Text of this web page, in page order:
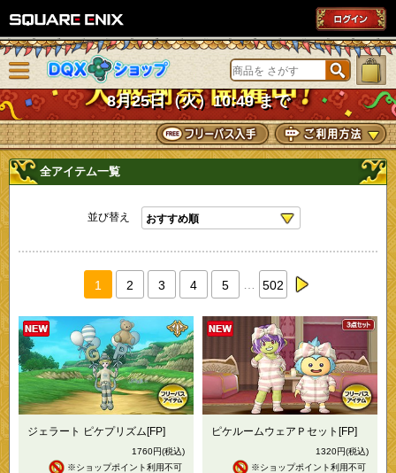
DQXショップ
8月25日（火）10:49 まで
ニューを閉じる
全アイテム一覧
並び替え
1 2 3 4 5 502
ジェラート ピケプリズム[FP]
1760円(税込)
※ショップポイント利用不可
ピケルームウェアＰセット[FP]
1320円(税込)
※ショップポイント利用不可